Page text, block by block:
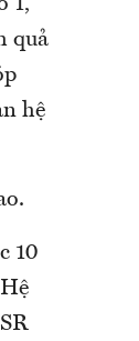
1,
quả
hệ
10